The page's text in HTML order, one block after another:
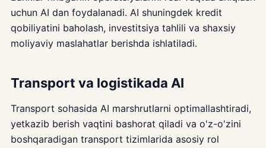
uchun AI dan foydalanadi. AI shuningdek kredit
qobiliyatini baholash, investitsiya tahlili va shaxsiy
moliyaviy maslahatlar berishda ishlatiladi.
Transport va logistikada AI
Transport sohasida AI marshrutlarni optimallashtiradi,
yetkazib berish vaqtini bashorat qiladi va o'z-o'zini
boshqaradigan transport tizimlarida asosiy rol